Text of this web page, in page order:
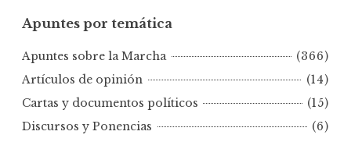
n
e
s
p
Apuntes por temática
Apuntes sobre la Marcha
(366)
Artículos de opinión
(14)
Cartas y documentos políticos
(15)
Discursos y Ponencias
(6)